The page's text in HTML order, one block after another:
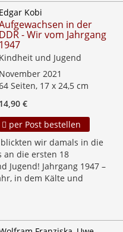
Edgar Kobi
in der
DDR - Wir vom Jahrgang
1947
Kindheit und Jugend
November 2021
Seiten, 17 x 24,5 cm
14,90 €
per Post bestellen
wir damals in die
an die ersten 18
Jugend! Jahrgang 1947 –
in dem Kälte und